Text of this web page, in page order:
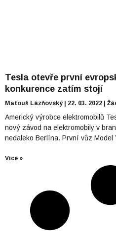
Tesla otevře první
konkurence zatím stojí
Matouš Lázňovský 22. 03. 2022
Americký výrobce elektromobilů
nový závod na elektromobily v
nedaleko Berlína. První vůz Model
Více »